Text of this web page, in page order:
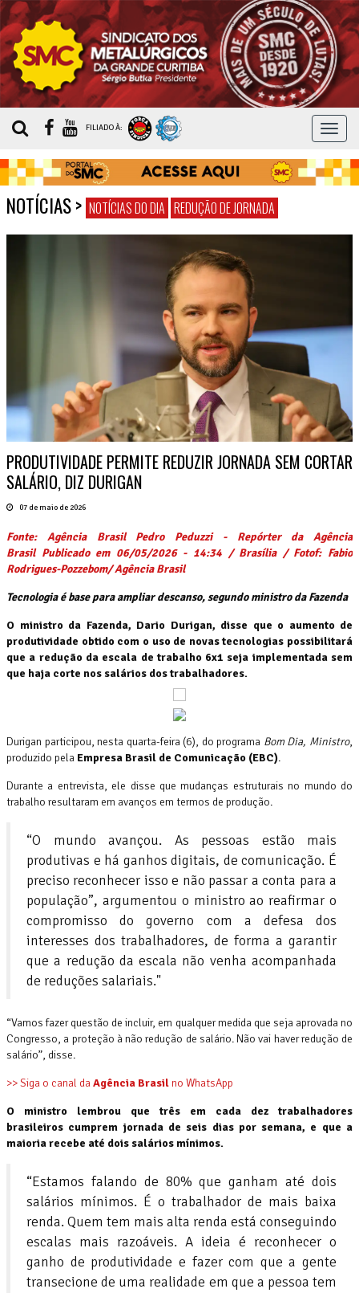
MENU
FILIADO À:
NOTÍCIAS> NOTÍCIAS DO DIA REDUÇÃO DE JORNADA
PRODUTIVIDADE PERMITE REDUZIR JORNADA SEM CORTAR
SALÁRIO, DIZ DURIGAN
07 de maio de 2026
Fonte: Agência Brasil Pedro Peduzzi - Repórter da Agência
Brasil Publicado em 06/05/2026 - 14:34 / Brasília / Fotof: Fabio
Rodrigues-Pozzebom/ Agência Brasil
Tecnologia é base para ampliar descanso, segundo ministro da Fazenda
O ministro da Fazenda, Dario Durigan, disse que o aumento de
produtividade obtido com o uso de novas tecnologias possibilitará
que a redução da escala de trabalho 6x1 seja implementada sem
que haja corte nos salários dos trabalhadores.
Durigan participou, nesta quarta-feira (6), do programa Bom Dia, Ministro,
produzido pela Empresa Brasil de Comunicação (EBC).
Durante a entrevista, ele disse que mudanças estruturais no mundo do
trabalho resultaram em avanços em termos de produção.
“O mundo avançou. As pessoas estão mais
produtivas e há ganhos digitais, de comunicação. É
preciso reconhecer isso e não passar a conta para a
população”, argumentou o ministro ao reafirmar o
compromisso do governo com a defesa dos
interesses dos trabalhadores, de forma a garantir
que a redução da escala não venha acompanhada
de reduções salariais."
“Vamos fazer questão de incluir, em qualquer medida que seja aprovada no
Congresso, a proteção à não redução de salário. Não vai haver redução de
salário”, disse.
>> Siga o canal daAgência Brasil no WhatsApp
O ministro lembrou que três em cada dez trabalhadores
brasileiros cumprem jornada de seis dias por semana, e que a
maioria recebe até dois salários mínimos.
“Estamos falando de 80% que ganham até dois
salários mínimos. É o trabalhador de mais baixa
renda. Quem tem mais alta renda está conseguindo
escalas mais razoáveis. A ideia é reconhecer o
ganho de produtividade e fazer com que a gente
transecione de uma realidade em que a pessoa tem